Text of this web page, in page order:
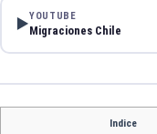
▶️YOUTUBE
Migraciones Chile
Indice